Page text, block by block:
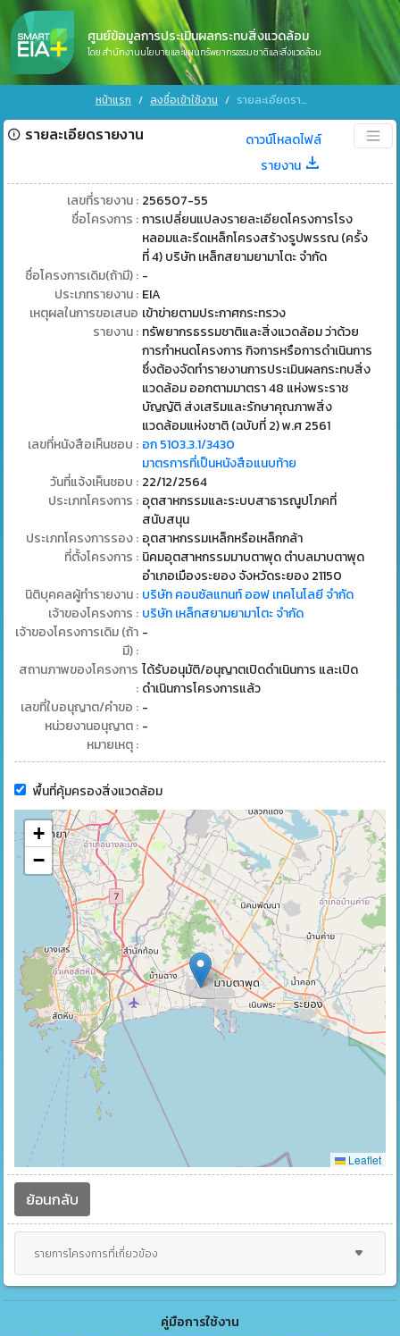
ศูนย์ข้อมูลการประเมินผลกระทบสิ่งแวดล้อม
โดย สำนักงานนโยบายและแผนทรัพยากรธรรมชาติและสิ่งแวดล้อม
หน้าแรก ลงชื่อเข้าใช้งาน รายละเอียดรายงาน
รายละเอียดรายงาน
ดาวน์โหลดไฟล์
รายงาน
เลขที่รายงาน : 256507-55
ชื่อโครงการ : การเปลี่ยนแปลงรายละเอียดโครงการโรง
หลอมและรีดเหล็กโครงสร้างรูปพรรณ (ครั้ง
ที่ 4) บริษัท เหล็กสยามยามาโตะ จำกัด
ชื่อโครงการเดิม(ถ้ามี) : -
ประเภทรายงาน : EIA
เหตุผลในการขอเสนอ
รายงาน :
เข้าข่ายตามประกาศกระทรวง
ทรัพยากรธรรมชาติและสิ่งแวดล้อม ว่าด้วย
การกำหนดโครงการ กิจการหรือการดำเนินการ
ซึ่งต้องจัดทำรายงานการประเมินผลกระทบสิ่ง
แวดล้อม ออกตามมาตรา 48 แห่งพระราช
บัญญัติ ส่งเสริมและรักษาคุณภาพสิ่ง
แวดล้อมแห่งชาติ (ฉบับที่ 2) พ.ศ 2561
เลขที่หนังสือเห็นชอบ : อก 5103.3.1/3430
มาตรการที่เป็นหนังสือแนบท้าย
วันที่แจ้งเห็นชอบ : 22/12/2564
ประเภทโครงการ : อุตสาหกรรมและระบบสาธารณูปโภคที่
สนับสนุน
ประเภทโครงการรอง : อุตสาหกรรมเหล็กหรือเหล็กกล้า
ที่ตั้งโครงการ : นิคมอุตสาหกรรมมาบตาพุด ตำบลมาบตาพุด
อำเภอเมืองระยอง จังหวัดระยอง 21150
นิติบุคคลผู้ทำรายงาน : บริษัท คอนซัลแทนท์ ออฟ เทคโนโลยี จำกัด
เจ้าของโครงการ : บริษัท เหล็กสยามยามาโตะ จำกัด
เจ้าของโครงการเดิม (ถ้า
มี) :
-
สถานภาพของโครงการ
:
ได้รับอนุมัติ/อนุญาตเปิดดำเนินการ และเปิด
ดำเนินการโครงการแล้ว
เลขที่ใบอนุญาต/คำขอ : -
หน่วยงานอนุญาต : -
หมายเหตุ :
พื้นที่คุ้มครองสิ่งแวดล้อม
+
−
Leaflet
ย้อนกลับ
รายการโครงการที่เกี่ยวข้อง
คู่มือการใช้งาน